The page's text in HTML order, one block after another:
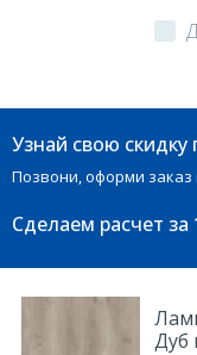
Узнай свою скидку
Позвони, оформи заказ
Сделаем расчет за
Дуб